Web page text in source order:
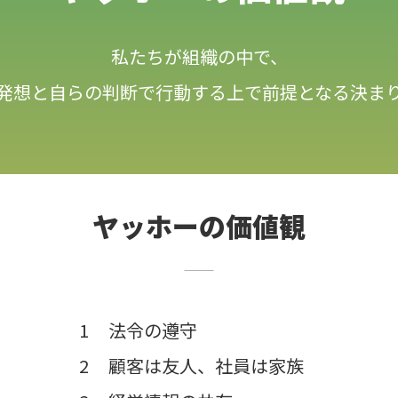
私たちが組織の中で、
想と自らの判断で行動する上で前提となる決ま
ヤッホーの価値観
法令の遵守
顧客は友人、社員は家族